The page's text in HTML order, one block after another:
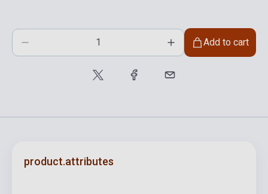
Add to cart
product.attributes